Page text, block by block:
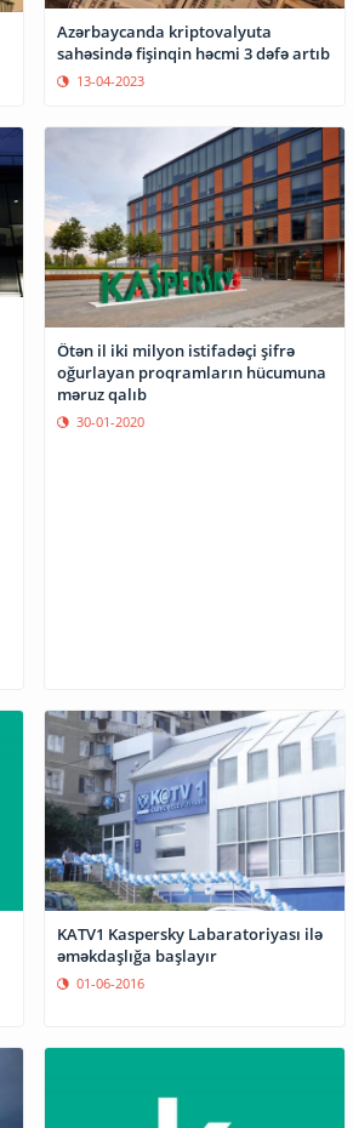
Azərbaycanda kriptovalyuta
sahəsində fişinqin həcmi 3 dəfə artıb
13-04-2023
Ötən il iki milyon istifadəçi şifrə
oğurlayan proqramların hücumuna
məruz qalıb
30-01-2020
KATV1 Kaspersky Labaratoriyası ilə
əməkdaşlığa başlayır
01-06-2016